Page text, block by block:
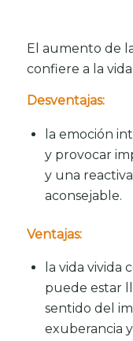
El aumento de
confiere a la
Desventajas:
la emoción
y provocar
y una
aconsejable.
Ventajas:
la vida vivida
puede estar
sentido del
exuberancia